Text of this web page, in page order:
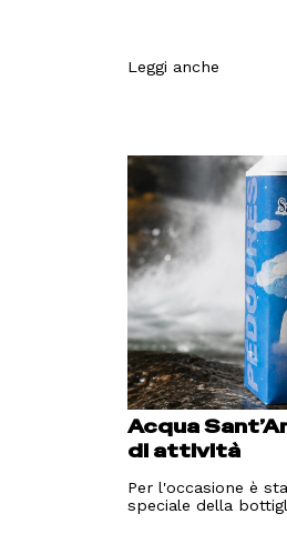
Leggi anche
Acqua
di attività
Per l'occasione è
speciale della